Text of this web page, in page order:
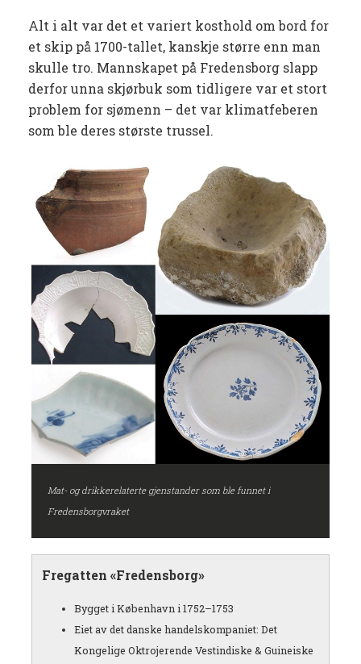
Alt i alt var det et variert kosthold om bord for
et skip på 1700-tallet, kanskje større enn man
skulle tro. Mannskapet på Fredensborg slapp
derfor unna skjørbuk som tidligere var et stort
problem for sjømenn – det var klimatfeberen
som ble deres største trussel.
Mat- og drikkerelaterte gjenstander som ble funnet i
Fredensborgvraket
Fregatten «Fredensborg»
Bygget i København i 1752–1753
Eiet av det danske handelskompaniet: Det
Kongelige Oktrojerende Vestindiske & Guineiske